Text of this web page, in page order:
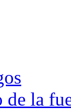
de la